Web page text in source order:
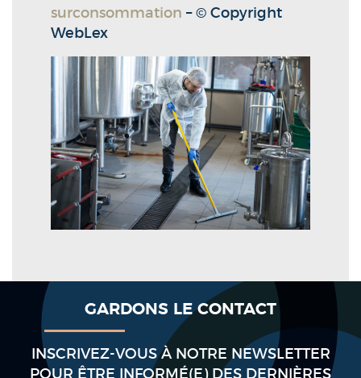
surconsommation – © Copyright
WebLex
GARDONS LE CONTACT
INSCRIVEZ-VOUS À NOTRE NEWSLETTER
POUR ÊTRE INFORMÉ(E) DES DERNIÈRES